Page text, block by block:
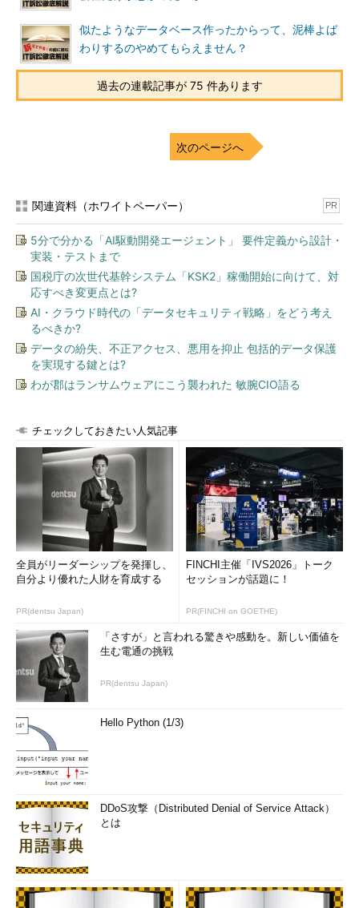
似たようなデータベース作ったからって、泥棒よば
わりするのやめてもらえません？
過去の連載記事が 75 件あります
次のページへ
関連資料（ホワイトペーパー） PR
5分で分かる「AI駆動開発エージェント」 要件定義から設計・
実装・テストまで
国税庁の次世代基幹システム「KSK2」稼働開始に向けて、対
応すべき変更点とは?
AI・クラウド時代の「データセキュリティ戦略」をどう考え
るべきか?
データの紛失、不正アクセス、悪用を抑止 包括的データ保護
を実現する鍵とは?
わが郡はランサムウェアにこう襲われた 敏腕CIO語る
チェックしておきたい人気記事
全員がリーダーシップを発揮し、
自分より優れた人財を育成する
PR(dentsu Japan)
FINCHI主催「IVS2026」トーク
セッションが話題に！
PR(FINCHI on GOETHE)
「さすが」と言われる驚きや感動を。新しい価値を
生む電通の挑戦
PR(dentsu Japan)
Hello Python (1/3)
DDoS攻撃（Distributed Denial of Service Attack）
とは